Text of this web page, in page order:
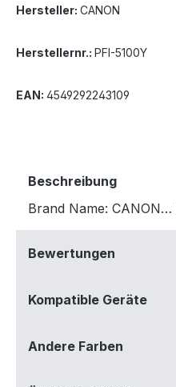
Hersteller: CANON
Herstellernr.: PFI-5100Y
EAN: 4549292243109
Beschreibung
Brand Name: CANON…
Bewertungen
Kompatible Geräte
Andere Farben